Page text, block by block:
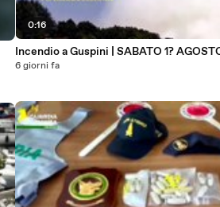
0:16
Incendio a Guspini | SABATO 1?
6 giorni fa